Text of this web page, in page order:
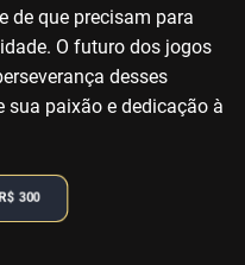
de que precisam para
O futuro dos jogos
desses
sua paixão e dedicação à
300